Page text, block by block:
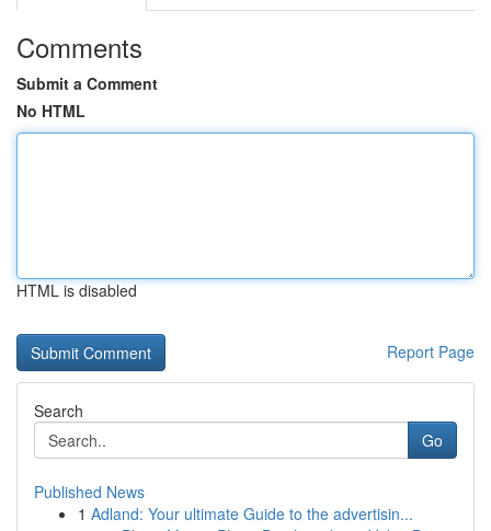
Comments
Submit a Comment
No HTML
HTML is disabled
Report Page
Search
Go
Published News
1 Adland: Your ultimate Guide to the advertisin...